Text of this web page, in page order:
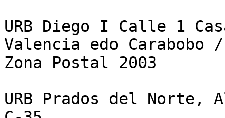
URB Diego I Calle 1
Valencia edo Carabobo
Zona Postal 2003
URB Prados del Norte,